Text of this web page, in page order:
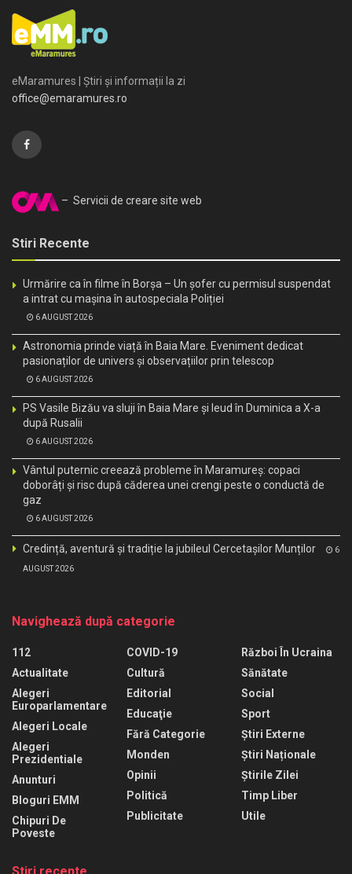
eMaramures | Știri și informații la zi
office@emaramures.ro
– Servicii de creare site web
Stiri Recente
Urmărire ca în filme în Borșa – Un șofer cu permisul suspendat
a intrat cu mașina în autospeciala Poliției
6 AUGUST 2026
Astronomia prinde viață în Baia Mare. Eveniment dedicat
pasionaților de univers și observațiilor prin telescop
6 AUGUST 2026
PS Vasile Bizău va sluji în Baia Mare și Ieud în Duminica a X-a
după Rusalii
6 AUGUST 2026
Vântul puternic creează probleme în Maramureș: copaci
doborâți și risc după căderea unei crengi peste o conductă de
gaz
6 AUGUST 2026
Credință, aventură și tradiție la jubileul Cercetașilor Munților 6
AUGUST 2026
Navighează după categorie
112
Actualitate
Alegeri
Europarlamentare
Alegeri Locale
Alegeri
Prezidentiale
Anunturi
Bloguri EMM
Chipuri De
Poveste
COVID-19
Cultură
Editorial
Educaţie
Fără Categorie
Monden
Opinii
Politică
Publicitate
Război În Ucraina
Sănătate
Social
Sport
Știri Externe
Știri Naționale
Știrile Zilei
Timp Liber
Utile
Stiri recente